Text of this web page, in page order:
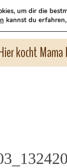
kocht
um dir die
kannst du